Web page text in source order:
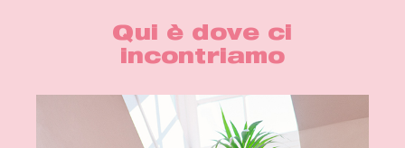
Qui è dove ci
incontriamo